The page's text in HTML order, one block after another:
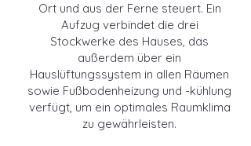
Ort und aus der Ferne steuert. Ein
Aufzug verbindet die drei
Stockwerke des Hauses, das
außerdem über ein
Hauslüftungssystem in allen Räumen
sowie Fußbodenheizung und -kühlung
verfügt, um ein optimales Raumklima
zu gewährleisten.